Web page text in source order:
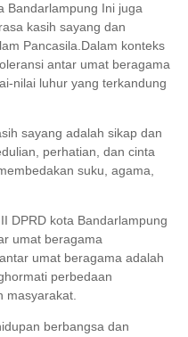
Bandarlampung Ini juga
kasih sayang dan
Pancasila.Dalam konteks
antar umat beragama
nilai luhur yang terkandung
sayang adalah sikap dan
perhatian, dan cinta
suku, agama,
DPRD kota Bandarlampung
umat beragama
umat beragama adalah
perbedaan
masyarakat.
berbangsa dan